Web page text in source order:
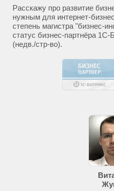
Расскажу про развитие
нужным для интернет-
степень магистра "бизнес-
статус бизнес-партнёра
(недв./стр-во).